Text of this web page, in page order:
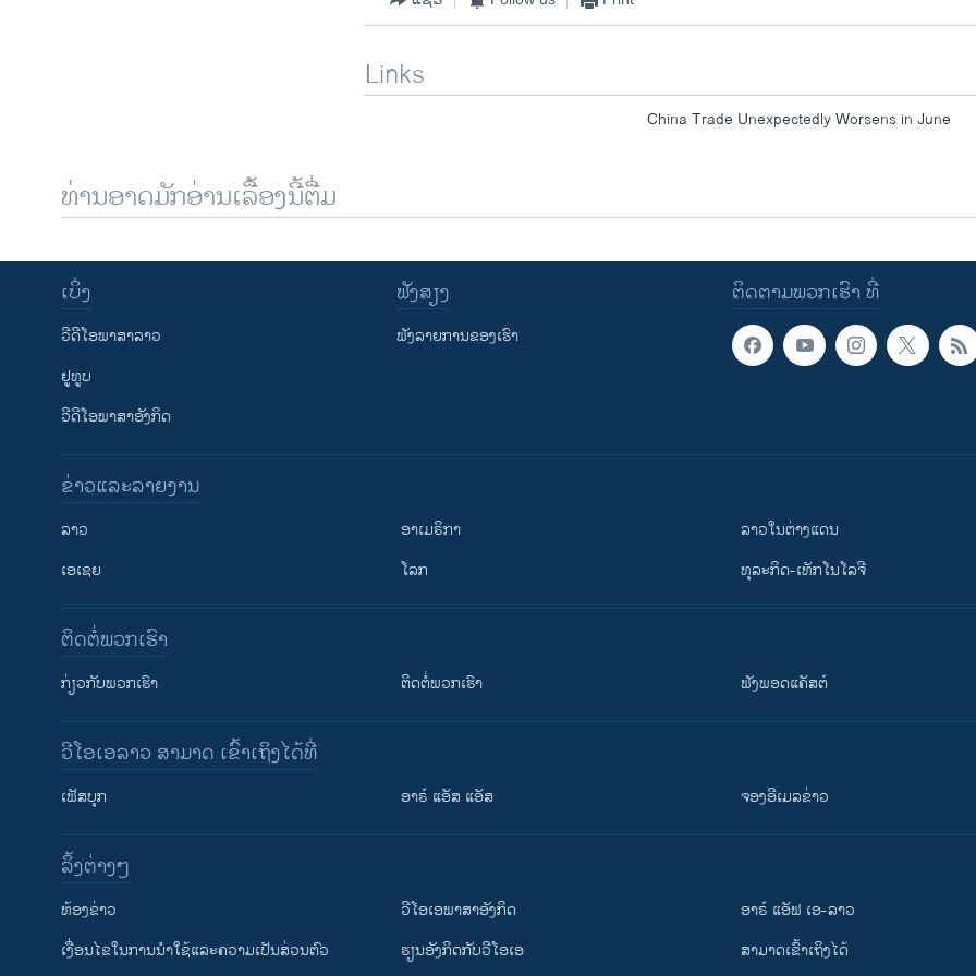
ຕິດຕາມພວກເຮົາ ທີ່
Links
China Trade Unexpectedly Worsens in June
ທ່ານອາດມັກອ່ານເລື້ອງນີ້ຕື່ມ
ຕິດຕາມພວກເຮົາ ທີ່
ເບິ່ງ
ວີດີໂອພາສາລາວ
ຢູທູບ
ວີດີໂອພາສາອັງກິດ
ຟັງສຽງ
ຟັງລາຍການຂອງເຮົາ
ຂ່າວແລະລາຍງານ
ລາວ
ເອເຊຍ
ອາເມຣິກາ
ໂລກ
ລາວໃນຕ່າງແດນ
ທຸລະກິດ-ເທັກໂນໂລຈີ
ຕິດຕໍ່ພວກເຮົາ
ກ່ຽວກັບພວກເຮົາ ຕິດຕໍ່ພວກເຮົາ ຟັງພອດແຄັສຕ໌
ວີໂອເອລາວ ສາມາດ ເຂົ້າເຖິງໄດ້ທີ່
ເຟັສບຸກ ອາຣ໌ ແອັສ ແອັສ ຈອງອີເມລຂ່າວ
​ລິ້ງ​ຕ່າງໆ
​ຫ້ອງ​ຂ່າວ
​ເງື່ອນ​ໄຂ​ໃນ​ການ​ນຳ​ໃຊ້​ແລະຄວາມ​ເປັນ​ສ່​ວນ​ຕົວ
ວີ​ໂອ​ເອ​ພາ​ສາ​ອັງ​ກິດ
​ຮຽນ​ອັງ​ກິດ​ກັບ​ວີ​ໂອ​ເອ
ອາຣ໌ ແອັຟ ເອ-ລາວ
ສາມາດເຂົ້າເຖິງໄດ້